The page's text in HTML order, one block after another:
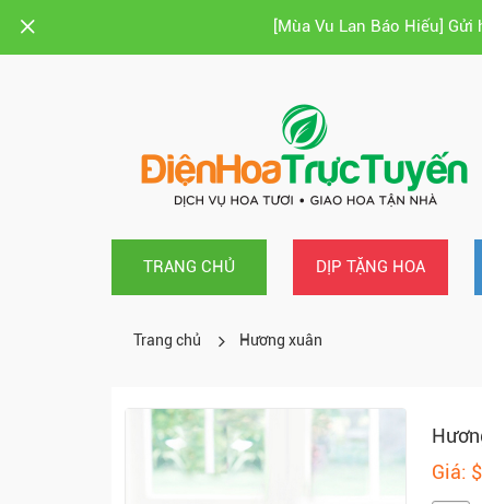
[Mùa Vu Lan Báo Hiếu]
TRANG CHỦ DỊP TẶNG HOA
Trang chủ Hương xuân
Giá: